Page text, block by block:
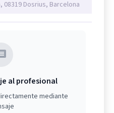
08319 Dosrius, Barcelona
al profesional
mediante